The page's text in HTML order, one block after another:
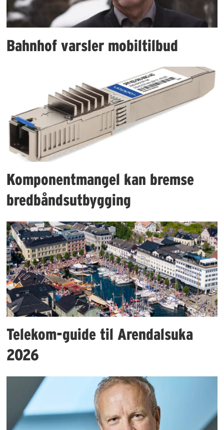
Bahnhof varsler mobiltilbud
Komponentmangel kan bremse
bredbåndsutbygging
Telekom-guide til Arendalsuka
2026